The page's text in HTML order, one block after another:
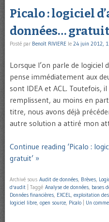
Picalo : logiciel
données… gratuit
Posté par Benoît RIVIERE le 24 juin 2012,
Lorsque l’on parle de logiciel
pense immédiatement aux
sont IDEA et ACL. Toutefois,
remplissent, au moins en
titre, nous avons déjà
autre solution a attiré mon
Continue reading ‘Picalo :
gratuit’ »
Archivé sous Audit de données, Brèves,
d'audit
Taggé Analyse de données, bases
Données financières, EXCEL, exploitation
logiciel libre, open source, Picalo Un